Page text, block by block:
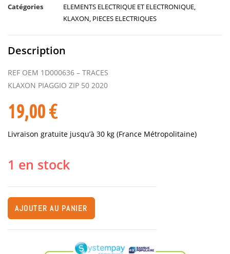
Catégories
ELEMENTS ELECTRIQUE ET ELECTRONIQUE
KLAXON PIECES ELECTRIQUES
Description
REF OEM 1D000636 – TRACES
KLAXON PIAGGIO ZIP 50 2020
19,00€
Livraison gratuite jusqu’à 30 kg (France Métropolitaine)
1 en stock
AJOUTER AU PANIER